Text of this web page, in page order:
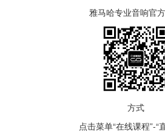
雅马哈专业音响官
方式
点击菜单“在线课程”-“